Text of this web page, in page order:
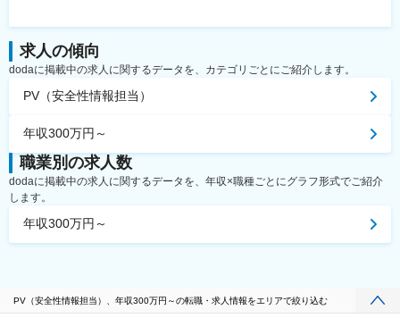
求人の傾向
dodaに掲載中の求人に関するデータを、カテゴリごとにご紹介します。
PV（安全性情報担当）
年収300万円～
職業別の求人数
dodaに掲載中の求人に関するデータを、年収×職種ごとにグラフ形式でご紹介
します。
年収300万円～
PV（安全性情報担当）、年収300万円～の転職・求人情報をエリアで絞り込む